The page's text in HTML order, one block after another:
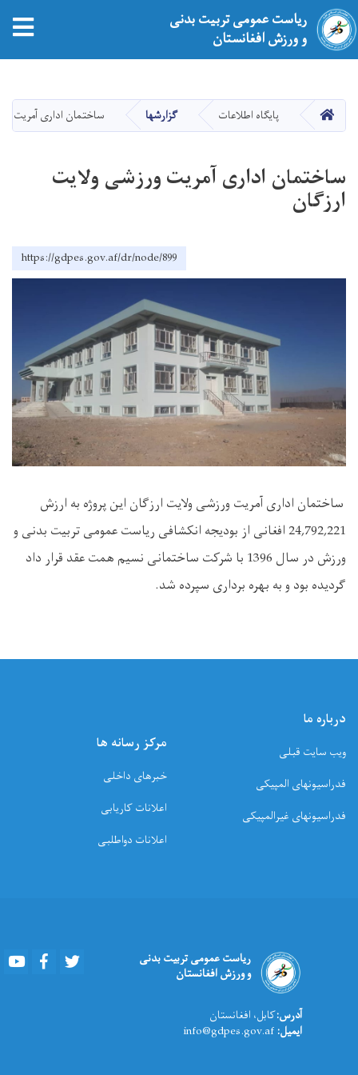
main
content
ریاست عمومی تربیت بدنی
و ورزش افغانستان
HOME پایگاه اطلاعات گزارشها ساختمان اداری آمریت
ساختمان اداری آمریت ورزشی ولایت
ارزگان
https://gdpes.gov.af/dr/node/899
ساختمان اداری آمریت ورزشی ولایت ارزگان این پروژه به ارزش
24,792,221 افغانی از بودیجه انکشافی ریاست عمومی تربیت بدنی و
ورزش در سال 1396 با شرکت ساختمانی نسیم همت عقد قرار داد
گردیده بود و به بهره برداری سپرده شد.
درباره ما
ویب سایت قبلی
فدراسیونهای المپیکی
فدراسیونهای غیرالمپیکی
مرکز رسانه ها
خبرهای داخلی
اعلانات کاریابی
اعلانات دواطلبی
ریاست عمومی تربیت بدنی
و ورزش افغانستان
Youtube Facebook
آدرس:کابل، افغانستان
ایمیل: